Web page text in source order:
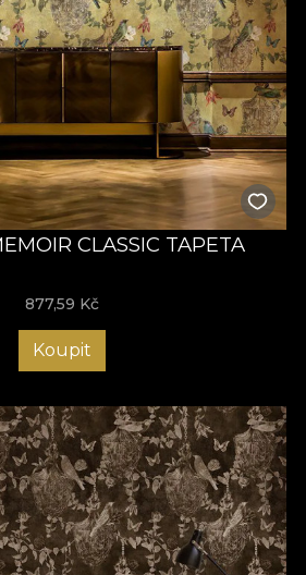
CLASSIC TAPETA
877,59 Kč
Koupit